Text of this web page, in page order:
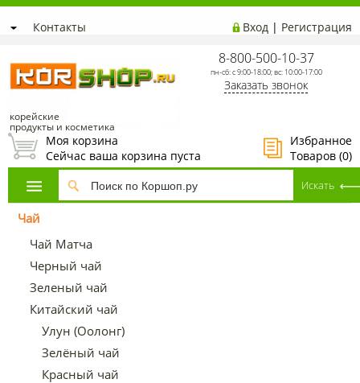
Контакты Вход | Регистрация
корейские
продукты и косметика
8-800-500-10-37
пн-сб: с 9:00-18:00; вс: 10:00-17:00
Заказать звонок
Избранное
Товаров (0)
Моя корзина
Сейчас ваша корзина пуста
Чай
Чай Матча
Черный чай
Зеленый чай
Китайский чай
Улун (Оолонг)
Зелёный чай
Красный чай